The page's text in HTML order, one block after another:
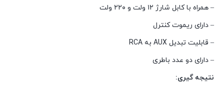
– همراه با کابل شارژ ۱۲ ولت و ۲۲۰ ولت
– دارای ریموت کنترل
– قابلیت تبدیل AUX به RCA
– دارای دو عدد باطری
نتیجه گیری: